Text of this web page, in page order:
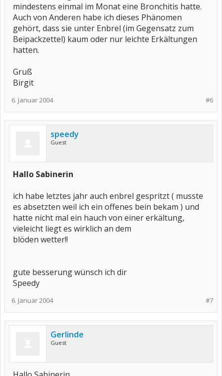
mindestens einmal im Monat eine Bronchitis hatte.
Auch von Anderen habe ich dieses Phänomen
gehört, dass sie unter Enbrel (im Gegensatz zum
Beipackzettel) kaum oder nur leichte Erkältungen
hatten.
Gruß
Birgit
#6
6. Januar 2004
speedy
Guest
Hallo Sabinerin
ich habe letztes jahr auch enbrel gespritzt ( musste
es absetzten weil ich ein offenes bein bekam ) und
hatte nicht mal ein hauch von einer erkältung,
vieleicht liegt es wirklich an dem
blöden wetter!!
gute besserung wünsch ich dir
Speedy
#7
6. Januar 2004
Gerlinde
Guest